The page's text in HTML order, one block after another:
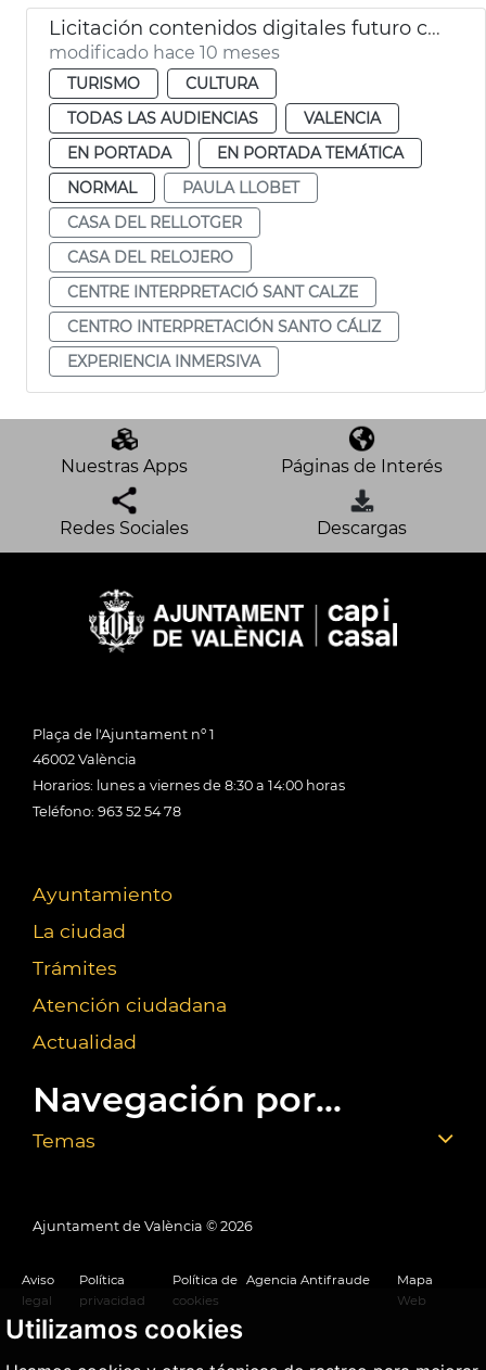
Utilizamos cookies
Licitación contenidos digitales futuro centro Santo Cáliz de València
modificado hace 10 meses
TURISMO
CULTURA
TODAS LAS AUDIENCIAS
VALENCIA
EN PORTADA
EN PORTADA TEMÁTICA
NORMAL
PAULA LLOBET
CASA DEL RELLOTGER
CASA DEL RELOJERO
CENTRE INTERPRETACIÓ SANT CALZE
CENTRO INTERPRETACIÓN SANTO CÁLIZ
EXPERIENCIA INMERSIVA
Nuestras Apps Páginas de Interés
Redes Sociales Descargas
Plaça de l'Ajuntament nº 1
46002 València
Horarios: lunes a viernes de 8:30 a 14:00 horas
Teléfono: 963 52 54 78
Ayuntamiento
La ciudad
Trámites
Atención ciudadana
Actualidad
Navegación por...
Temas
Ajuntament de València © 2026
Aviso
legal
Política
privacidad
Política de
cookies
Agencia Antifraude
Mapa
Web